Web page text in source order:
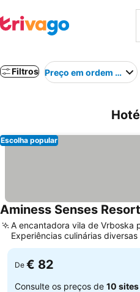
Filtros Preço em ordem
Escolha popular
Aminess Senses Resort
A encantadora vila de Vrboska
Experiências culinárias
para o mar
De € 82
Consulte os preços de 10 sites